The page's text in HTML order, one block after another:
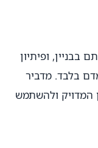
בבניין, ופיתיון
בלבד. מדביר
המדויק ולהשתמש